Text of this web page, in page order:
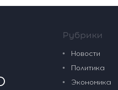
Рубрики
Новости
Политика
Экономика